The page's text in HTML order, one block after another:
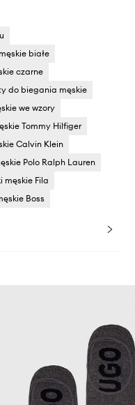
białe
czarne
do biegania męskie
we wzory
Tommy Hilfiger
Calvin Klein
Polo Ralph Lauren
męskie Fila
Boss